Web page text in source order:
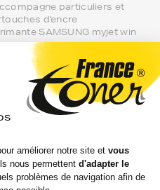
particuliers et
d'encre
SAMSUNG myjet win
par nos 2 millions de
Nous proposons
toutes les plus grandes
Lexmark, Brother,
Ricoh.... et même les
SAMSUNG myjet
choix entre 3